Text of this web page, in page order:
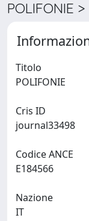
POLIFONIE
Titolo
Cris ID
Codice ANCE
Nazione